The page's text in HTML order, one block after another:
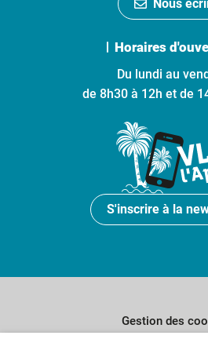
Nous
Horaires
Du lundi au
de 8h30 à 12h et de
S'inscrire à la
Gestion des